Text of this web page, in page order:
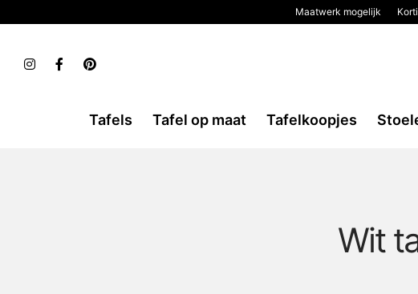
Maatwerk mogelijk
Tafels Tafel op maat Tafelkoopjes
Wit